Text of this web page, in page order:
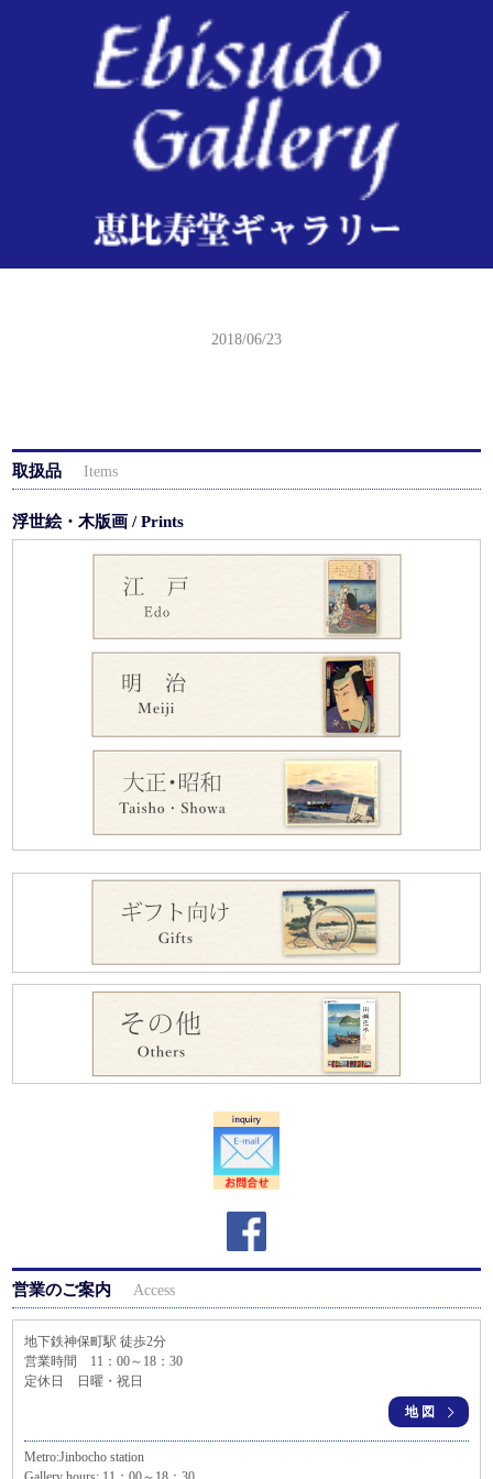
2018/06/23
取扱品 Items
浮世絵・木版画 / Prints
営業のご案内 Access
地下鉄神保町駅 徒歩2分
営業時間 11：00～18：30
定休日 日曜・祝日
地図
Metro:Jinbocho station